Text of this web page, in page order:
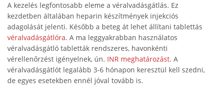
A kezelés legfontosabb eleme a véralvadásgátlás. Ez
kezdetben általában heparin készítmények injekciós
adagolását jelenti. Később a beteg át lehet állítani tablettás
véralvadásgátlóra. A ma leggyakrabban használatos
véralvadásgátló tabletták rendszeres, havonkénti
vérellenőrzést igényelnek, ún. INR meghatározást. A
véralvadásgátlót legalább 3-6 hónapon keresztül kell szedni,
de egyes esetekben ennél jóval tovább is.